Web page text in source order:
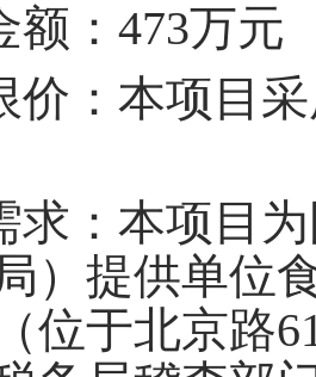
额：473万元
价：本项目
求：本项目
）提供单位
位于北京路